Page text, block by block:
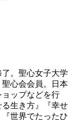
。聖心女子大学
心会会員。日本
ップなどを行
生き方』『幸せ
世界でたったひ